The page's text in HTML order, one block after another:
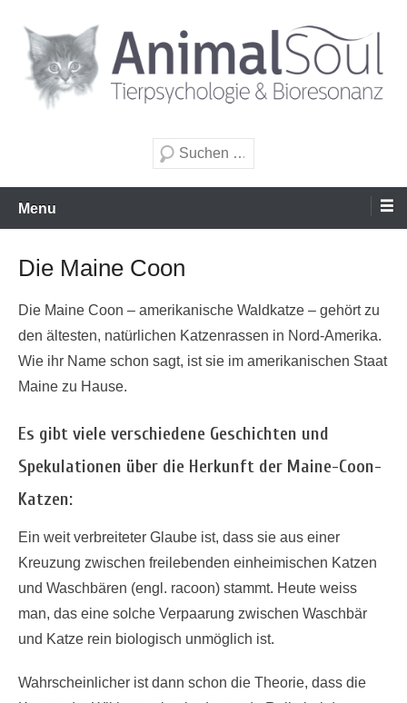
Inhalt
wechseln
Suche
Menu
Die Maine Coon
Die Maine Coon – amerikanische Waldkatze – gehört zu
den ältesten, natürlichen Katzenrassen in Nord-Amerika.
Wie ihr Name schon sagt, ist sie im amerikanischen Staat
Maine zu Hause.
Es gibt viele verschiedene Geschichten und
Spekulationen über die Herkunft der Maine-Coon-
Katzen:
Ein weit verbreiteter Glaube ist, dass sie aus einer
Kreuzung zwischen freilebenden einheimischen Katzen
und Waschbären (engl. racoon) stammt. Heute weiss
man, das eine solche Verpaarung zwischen Waschbär
und Katze rein biologisch unmöglich ist.
Wahrscheinlicher ist dann schon die Theorie, dass die